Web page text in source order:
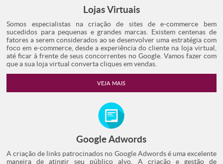
Lojas Virtuais
Somos especialistas na criação de sites de e-commerce bem
sucedidos para pequenas e grandes marcas. Existem centenas de
fatores a serem considerados ao se desenvolver uma estratégia com
foco em e-commerce, desde a experiência do cliente na loja virtual,
até ficar à frente de seus concorrentes no Google. Vamos fazer com
que a sua loja virtual converta cliques em vendas.
VEJA MAIS
Google Adwords
A criação de links patrocinados no Google Adwords é uma excelente
maneira de atingir seu público alvo. A criação e gestão de